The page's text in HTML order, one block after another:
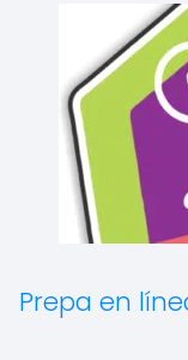
Prepa en